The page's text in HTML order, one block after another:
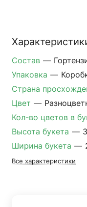
Состав —
Упаковка —
Страна
Цвет —
Кол-во цветов в
Высота букета —
Ширина букета —
Все характеристики